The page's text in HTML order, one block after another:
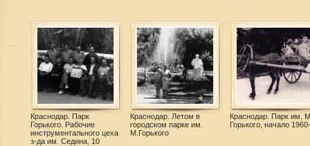
Краснодар. Парк
Горького. Рабочие
инструментального цеха
з-да им. Седина, 10
Краснодар. Летом в
городском парке им.
М.Горького
Краснодар. Парк им.
Горького, начало